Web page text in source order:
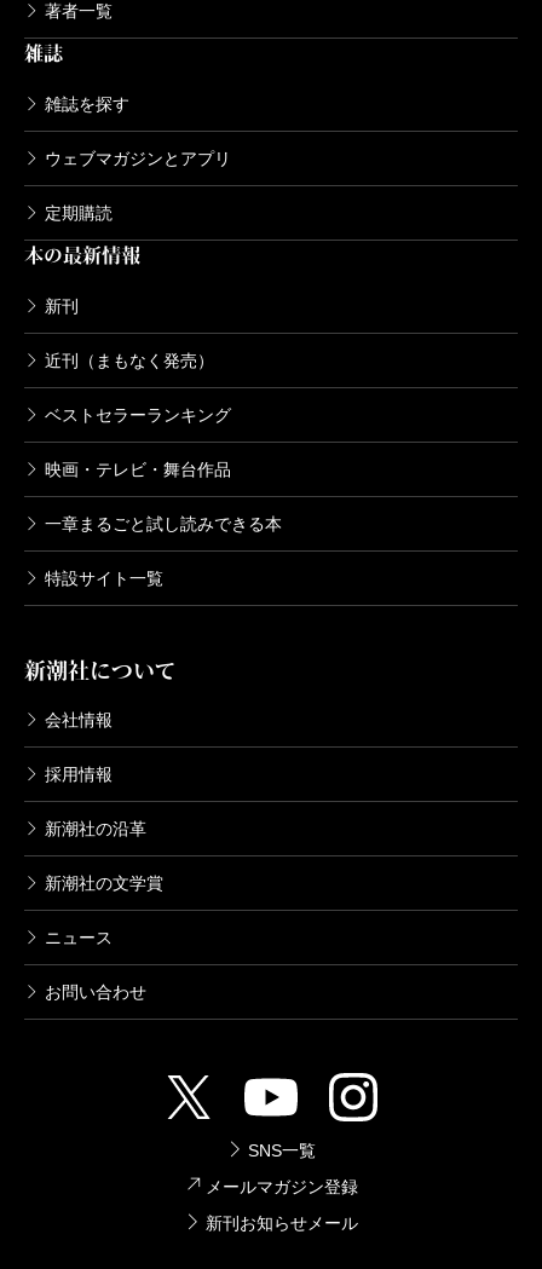
著者一覧
雑誌
雑誌を探す
ウェブマガジンとアプリ
定期購読
本の最新情報
新刊
近刊（まもなく発売）
ベストセラーランキング
映画・テレビ・舞台作品
一章まるごと試し読みできる本
特設サイト一覧
新潮社について
会社情報
採用情報
新潮社の沿革
新潮社の文学賞
ニュース
お問い合わせ
SNS一覧
メールマガジン登録
新刊お知らせメール